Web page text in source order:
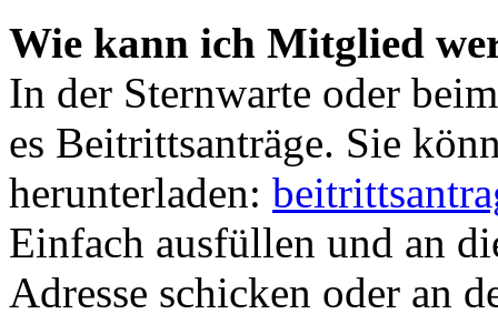
Wie kann ich Mitglied
In der Sternwarte oder
es Beitrittsanträge. Sie
herunterladen:
Einfach ausfüllen und an
Adresse schicken oder an